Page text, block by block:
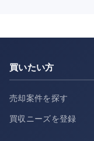
買いたい方
売却案件を探す
買収ニーズを登録